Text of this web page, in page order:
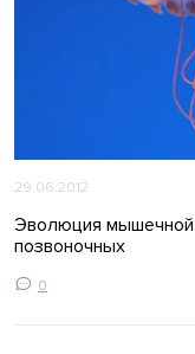
29.06.2012
Эволюция мышечной
позвоночных
0